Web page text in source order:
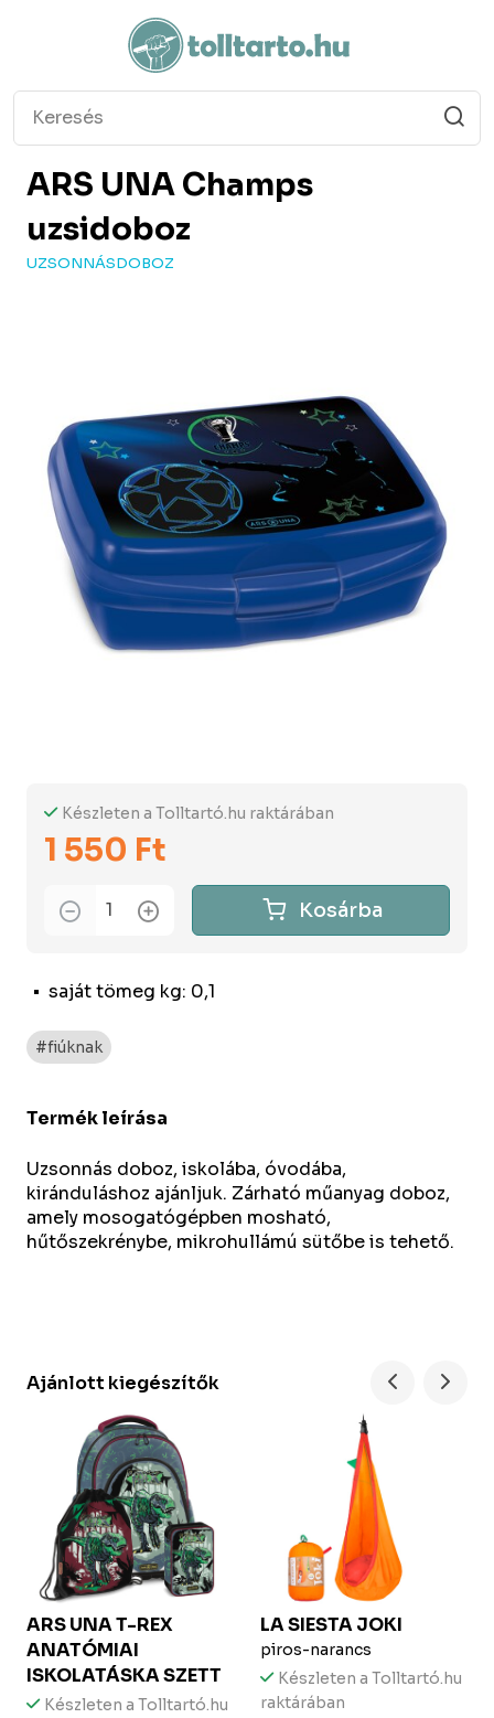
ARS UNA Champs
uzsidoboz
UZSONNÁSDOBOZ
saját tömeg kg: 0,1
Készleten a Tolltartó.hu raktárában
1 550 Ft
Kosárba
#fiúknak
Termék leírása
Uzsonnás doboz, iskolába, óvodába,
kiránduláshoz ajánljuk. Zárható műanyag doboz,
amely mosogatógépben mosható,
hűtőszekrénybe, mikrohullámú sütőbe is tehető.
Ajánlott kiegészítők
ARS UNAT-REX
ANATÓMIAI
ISKOLATÁSKA SZETT
Készleten a Tolltartó.hu
LA SIESTAJOKI
piros-narancs
Készleten a Tolltartó.hu
raktárában